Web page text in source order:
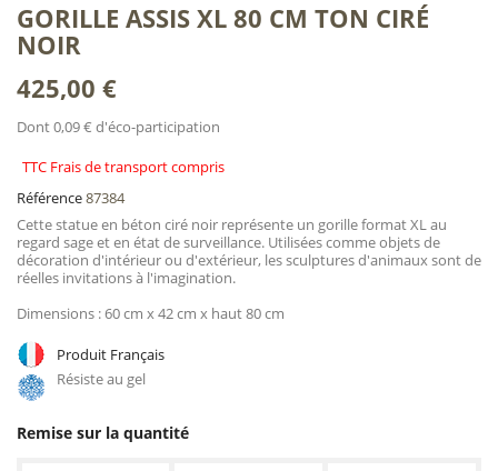
GORILLE ASSIS XL 80 CM TON CIRÉ
NOIR
425,00 €
Dont 0,09 € d'éco-participation
TTC Frais de transport compris
Référence87384
Cette statue en béton ciré noir représente un gorille format XL au
regard sage et en état de surveillance. Utilisées comme objets de
décoration d'intérieur ou d'extérieur, les sculptures d'animaux sont de
réelles invitations à l'imagination.
Dimensions : 60 cm x 42 cm x haut 80 cm
Produit Français
Résiste au gel
Remise sur la quantité